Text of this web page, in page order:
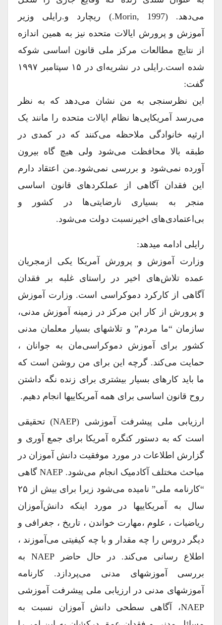
می‌دهد. (Morin, 1997.) ریچارد و.رایلی وزیر
آموزش و پرورش ایالات متحده نیز به همین اندازه
از نتایچ مطالعات مرکز ملی قانون اساسی شوکه
شده است.رایلی در نشریه‌ای در ۱۵ سپتامبر ۱۹۹۷
گفت:
این نظرسنجی به من نشان می‌دهد که به نظر
می‌رسد آمریکایی‌ها نظام ایالات متحده را مانند یک
ارثیه خانوادگی ملاحظه می‌کنند که در کمدی در
طبقه بالا محافظت می‌شود ولی هیچ گاه بیرون
آورده نمی‌شود و بررسی نمی‌شود.من اعتقاد دارم
این فقدان آگاهی از عملکردهای قانون اساسی
منجر به بسیاری نارضایتی‌ها در کشور و
بی‌اعتمادی‌های اخیرنسبت دولت می‌شود.
رایلی ادامه میدهد:
وزارت آموزش و پرورش آمریکا یکی ازمجریان
عمده تلاش‌های اخیر در راستای غلبه بر فقدان
آگاهی از کارکرد دموکراسی است. وزارت آموزش
و پرورش از کار این مرکز در زمینه آموزش مدنی،
سازمان “ما مردم” و تلاشهای بسیار معلمان مدنی
کشور برای آموزش دموکراسی‌مان به جوانان ،
حمایت می‌کند. گرچه این برای من روشن است که
ما باید کارهای بسیار بیشتری برای زنده نگه داشتن
روح قانون اساسی برای همه آمریکاییها انجام دهیم.
ارزیابی ملی پیشرفت آموزشی (NAEP) تحقیقی
است که به دستور کنگره آمریکا برای جمع آوری و
گزارش اطلاعات در مورد موفقیت دانش آموزان در
مباحث مختلف آکادمیک انجام ‌می‌شود. NAEP گاهی
“کارنامه ملی” نامیده‌ می‌شود زیرا برای بیش از ۲۵
سال به آمریکاییها در مورد اینکه دانش‌آموزان
ریاضیات ، علوم ،مهارت خواندن ، تاریخ ، جغرافی و
دیگر دروس را چه مقدار و با چه کیفیتی می‌آموزند ،
اطلاع رسانی می‌کند. در حال حاضر NAEP به
بررسی آموزشهای مدنی می‌پردازد. کارنامه
آموزشهای مدنی در ارزیابی ملی پیشرفت آموزشی
NAEP، آگاهی سطحی دانش آموزان نسبت به